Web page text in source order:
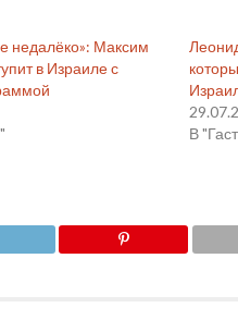
недалёко»: Максим
в Израиле с
В